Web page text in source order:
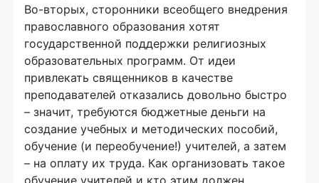
Во-вторых, сторонники всеобщего внедрения
православного образования хотят
государственной поддержки религиозных
образовательных программ. От идеи
привлекать священников в качестве
преподавателей отказались довольно быстро
– значит, требуются бюджетные деньги на
создание учебных и методических пособий,
обучение (и переобучение!) учителей, а затем
– на оплату их труда. Как организовать такое
обучение учителей и кто этим должен